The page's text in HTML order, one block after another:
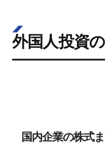
外国人投資
国内企業の株式